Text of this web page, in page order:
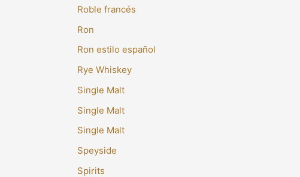
Roble francés
Ron
Ron estilo español
Rye Whiskey
Single Malt
Single Malt
Single Malt
Speyside
Spirits